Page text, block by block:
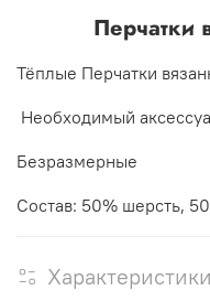
Перчатки
Тёплые Перчатки
Необходимый
Безразмерные
Состав: 50% шерсть,
Характеристики